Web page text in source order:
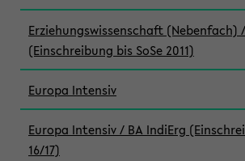
Erziehungswissenschaft (Nebenfach)
(Einschreibung bis SoSe 2011)
Europa Intensiv
Europa Intensiv / BA IndiErg
16/17)